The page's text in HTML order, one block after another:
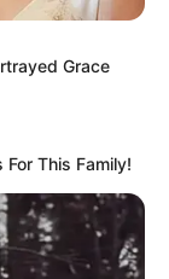
Grace
This Family!